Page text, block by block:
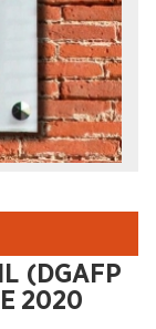
(DGAFP
2020